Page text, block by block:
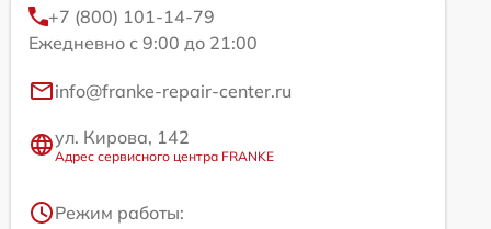
+7 (800) 101-14-79
Ежедневно с 9:00 до 21:00
info@franke-repair-center.ru
ул. Кирова, 142
Адрес сервисного центра FRANKE
Режим работы: